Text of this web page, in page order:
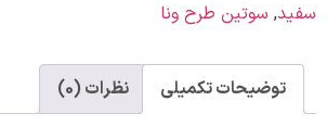
سوتین طرح ونا
تکمیلی نظرات (0)